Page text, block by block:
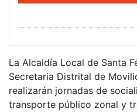
La Alcaldía Local de Santa
Secretaria Distrital de
realizarán jornadas de
transporte público zonal y